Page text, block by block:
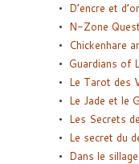
D’encre et d’or
N-Zone Quest
Chickenhare
Guardians of
Le Tarot des
Le Jade et le
Les Secrets
Le secret du
Dans le